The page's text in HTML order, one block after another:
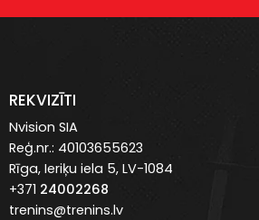
REKVIZĪTI
Nvision SIA
Reģ.nr.: 40103655623
Rīga, Ieriķu iela 5, LV-1084
+371 24002268
trenins@trenins.lv